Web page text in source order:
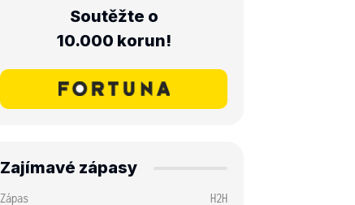
Soutěžte o
10.000 korun!
Zajímavé zápasy
Zápas
H2H